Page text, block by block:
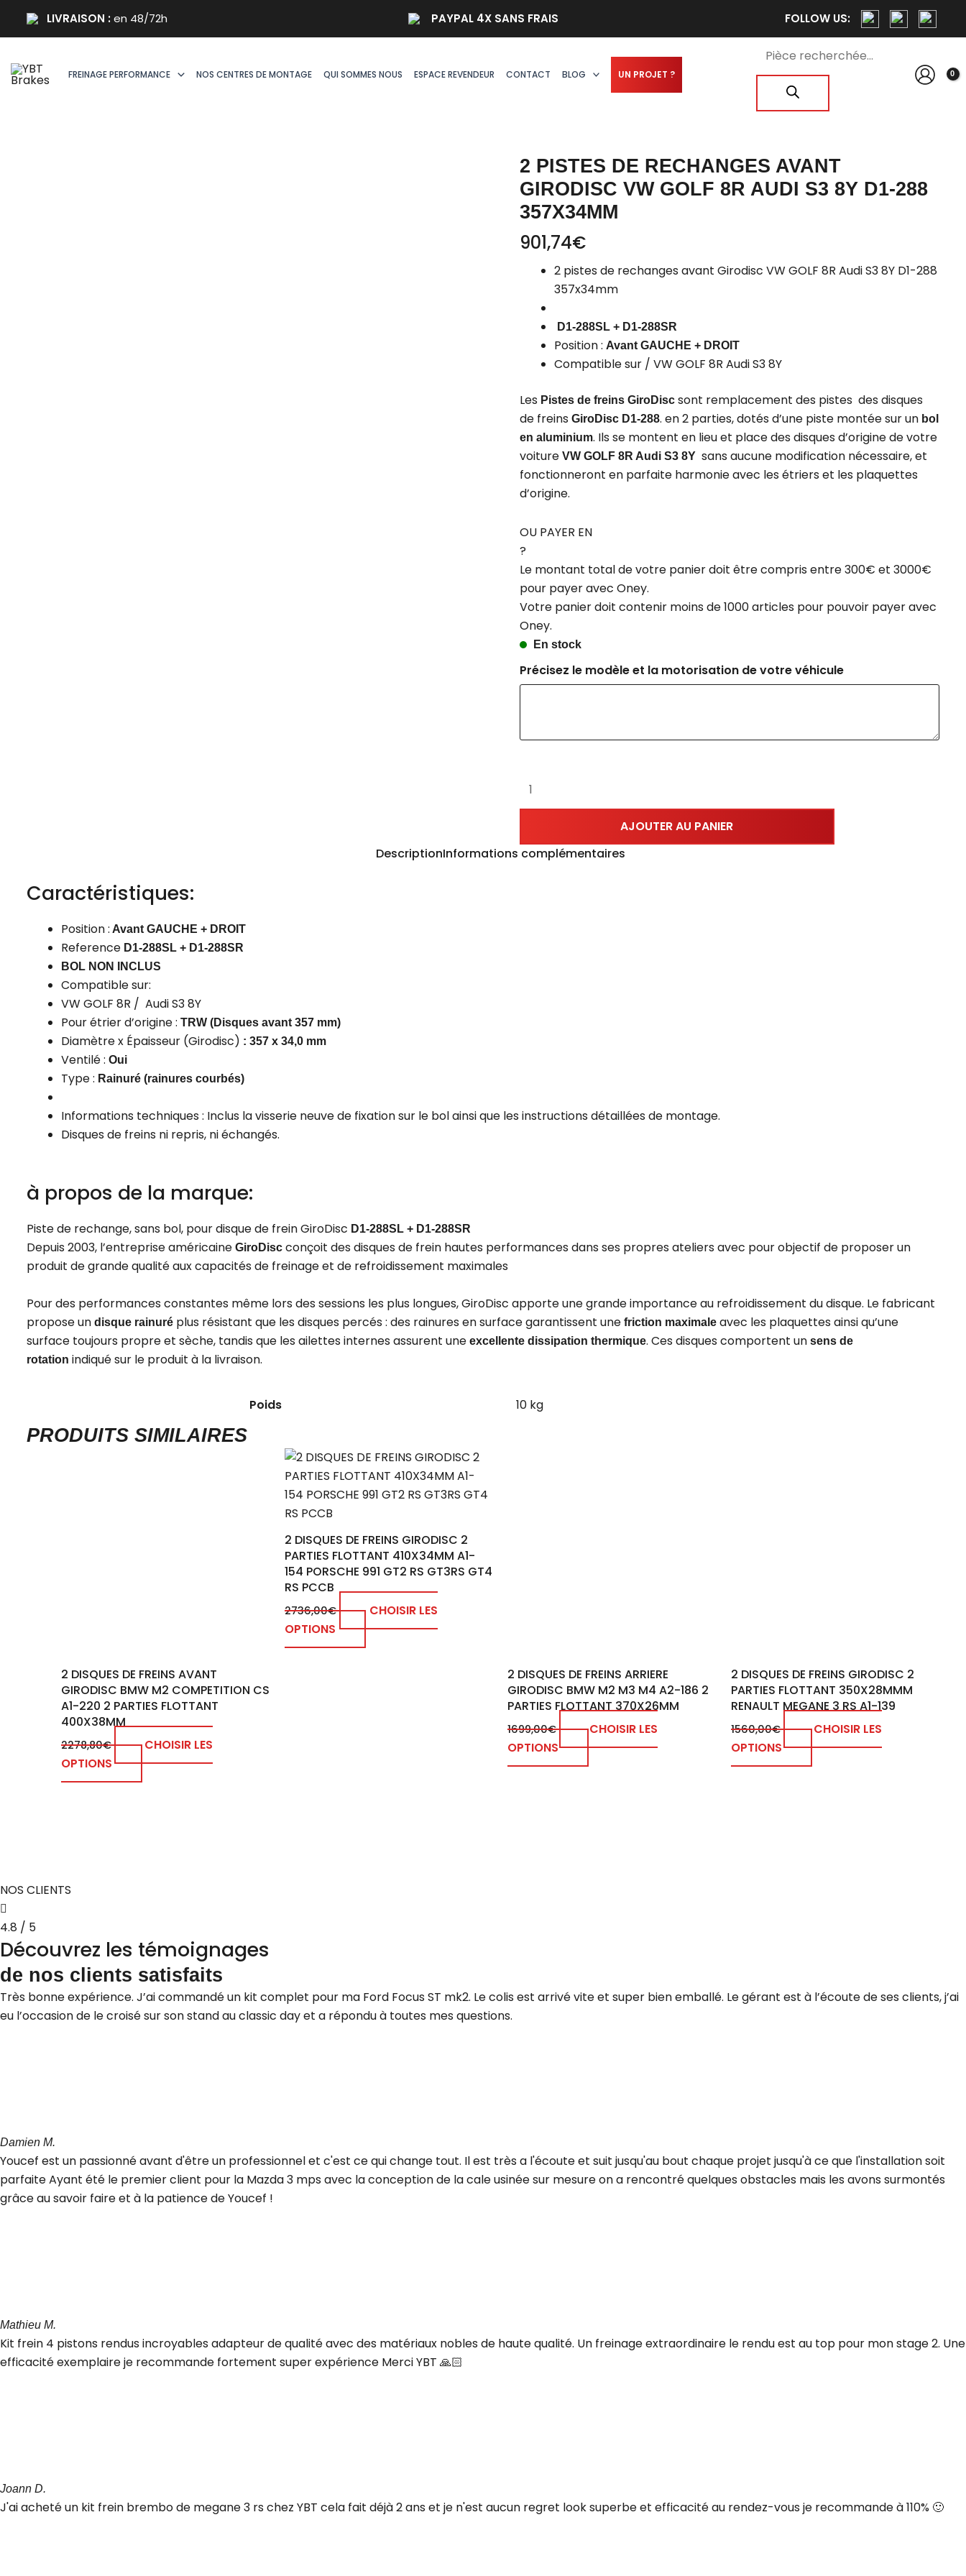
LIVRAISON : en 48/72h PAYPAL 4X SANS FRAIS FOLLOW US:
FREINAGE PERFORMANCE NOS CENTRES DE MONTAGE QUI SOMMES NOUS ESPACE REVENDEUR CONTACT BLOG UN PROJET ?
de
produits
2 PISTES DE RECHANGES AVANT
GIRODISC VW GOLF 8R AUDI S3 8Y D1-288
357X34MM
901,74€
2 pistes de rechanges avant Girodisc VW GOLF 8R Audi S3 8Y D1-288
357x34mm
D1-288SL + D1-288SR
Position : Avant GAUCHE + DROIT
Compatible sur / VW GOLF 8R Audi S3 8Y
Les Pistes de freins GiroDiscsont remplacement des pistes des disques
de freins GiroDisc D1-288. en 2 parties, dotés d’une piste montée sur un bol
en aluminium. Ils se montent en lieu et place des disques d’origine de votre
voiture VW GOLF 8R Audi S3 8Y sans aucune modification nécessaire, et
fonctionneront en parfaite harmonie avec les étriers et les plaquettes
d’origine.
OU PAYER EN
?
Le montant total de votre panier doit être compris entre 300€ et 3000€
pour payer avec Oney.
Votre panier doit contenir moins de 1000 articles pour pouvoir payer avec
Oney.
En stock
Précisez le modèle et la motorisation de votre véhicule
de
de
VW
GOLF
8R
Audi
S3
8Y
357x34mm
AJOUTER AU PANIER
DescriptionInformations complémentaires
Caractéristiques:
Position : Avant GAUCHE + DROIT
Reference D1-288SL + D1-288SR
BOL NON INCLUS
Compatible sur:
VW GOLF 8R / Audi S3 8Y
Pour étrier d’origine : TRW (Disques avant 357 mm)
Diamètre x Épaisseur (Girodisc) : 357 x 34,0 mm
Ventilé : Oui
Type : Rainuré (rainures courbés)
Informations techniques : Inclus la visserie neuve de fixation sur le bol ainsi que les instructions détaillées de montage.
Disques de freins ni repris, ni échangés.
à propos de la marque:
Piste de rechange, sans bol, pour disque de frein GiroDisc D1-288SL + D1-288SR
Depuis 2003, l’entreprise américaine GiroDisc conçoit des disques de frein hautes performances dans ses propres ateliers avec pour objectif de proposer un
produit de grande qualité aux capacités de freinage et de refroidissement maximales
Pour des performances constantes même lors des sessions les plus longues, GiroDisc apporte une grande importance au refroidissement du disque. Le fabricant
propose un disque rainuré plus résistant que les disques percés : des rainures en surface garantissent une friction maximale avec les plaquettes ainsi qu’une
surface toujours propre et sèche, tandis que les ailettes internes assurent une excellente dissipation thermique. Ces disques comportent un sens de
rotation indiqué sur le produit à la livraison.
Poids 10 kg
PRODUITS SIMILAIRES
2 DISQUES DE FREINS AVANT
GIRODISC BMW M2 COMPETITION CS
A1-220 2 PARTIES FLOTTANT
400X38MM
2278,80€
CHOISIR LES
OPTIONS
2 DISQUES DE FREINS GIRODISC 2
PARTIES FLOTTANT 410X34MM A1-
154 PORSCHE 991 GT2 RS GT3RS GT4
RS PCCB
2736,00€
CHOISIR LES
OPTIONS
Ce
produit
a
Les
options
peuvent
être
choisies
2 DISQUES DE FREINS ARRIERE
GIRODISC BMW M2 M3 M4 A2-186 2
PARTIES FLOTTANT 370X26MM
1699,00€
CHOISIR LES
OPTIONS
2 DISQUES DE FREINS GIRODISC 2
PARTIES FLOTTANT 350X28MMM
RENAULT MEGANE 3 RS A1-139
1560,00€
CHOISIR LES
OPTIONS
NOS CLIENTS
4.8 / 5
Découvrez les témoignages
de nos clients satisfaits
Très bonne expérience. J’ai commandé un kit complet pour ma Ford Focus ST mk2. Le colis est arrivé vite et super bien emballé. Le gérant est à l’écoute de ses clients, j’ai
eu l’occasion de le croisé sur son stand au classic day et a répondu à toutes mes questions.
Damien M.
Youcef est un passionné avant d'être un professionnel et c'est ce qui change tout. Il est très a l'écoute et suit jusqu'au bout chaque projet jusqu'à ce que l'installation soit
parfaite Ayant été le premier client pour la Mazda 3 mps avec la conception de la cale usinée sur mesure on a rencontré quelques obstacles mais les avons surmontés
grâce au savoir faire et à la patience de Youcef !
Mathieu M.
Kit frein 4 pistons rendus incroyables adapteur de qualité avec des matériaux nobles de haute qualité. Un freinage extraordinaire le rendu est au top pour mon stage 2. Une
efficacité exemplaire je recommande fortement super expérience Merci YBT 🙏🏻
Joann D.
J'ai acheté un kit frein brembo de megane 3 rs chez YBT cela fait déjà 2 ans et je n'est aucun regret look superbe et efficacité au rendez-vous je recommande à 110% 🙂